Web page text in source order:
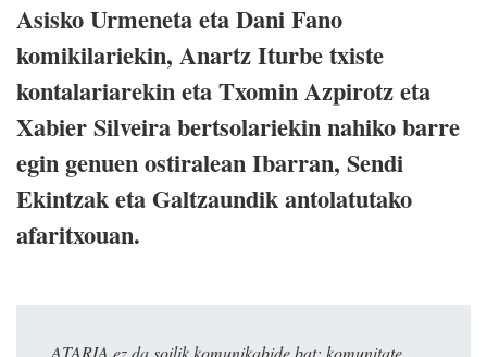
Asisko Urmeneta eta Dani Fano
komikilariekin, Anartz Iturbe txiste
kontalariarekin eta Txomin Azpirotz eta
Xabier Silveira bertsolariekin nahiko barre
egin genuen ostiralean Ibarran, Sendi
Ekintzak eta Galtzaundik antolatutako
afaritxouan.